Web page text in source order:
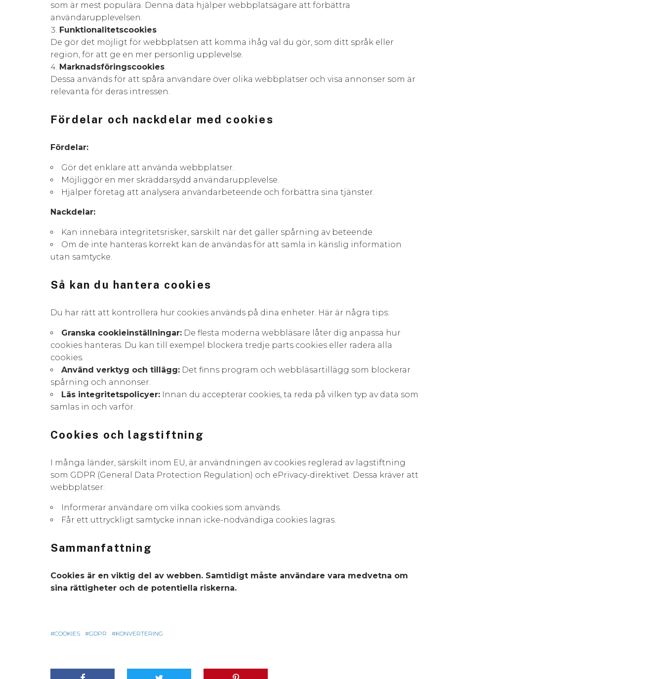
som är mest populära. Denna data hjälper webbplatsägare att förbättra
användarupplevelsen.
Funktionalitetscookies
De gör det möjligt för webbplatsen att komma ihåg val du gör, som ditt språk eller
region, för att ge en mer personlig upplevelse.
Marknadsföringscookies
Dessa används för att spåra användare över olika webbplatser och visa annonser som är
relevanta för deras intressen.
Fördelar och nackdelar med cookies
Fördelar:
Gör det enklare att använda webbplatser.
Möjliggör en mer skräddarsydd användarupplevelse.
Hjälper företag att analysera användarbeteende och förbättra sina tjänster.
Nackdelar:
Kan innebära integritetsrisker, särskilt när det gäller spårning av beteende.
Om de inte hanteras korrekt kan de användas för att samla in känslig information
utan samtycke.
Så kan du hantera cookies
Du har rätt att kontrollera hur cookies används på dina enheter. Här är några tips:
Granska cookieinställningar: De flesta moderna webbläsare låter dig anpassa hur
cookies hanteras. Du kan till exempel blockera tredje parts cookies eller radera alla
cookies.
Använd verktyg och tillägg: Det finns program och webbläsartillägg som blockerar
spårning och annonser.
Läs integritetspolicyer: Innan du accepterar cookies, ta reda på vilken typ av data som
samlas in och varför.
Cookies och lagstiftning
I många länder, särskilt inom EU, är användningen av cookies reglerad av lagstiftning
som GDPR (General Data Protection Regulation) och ePrivacy-direktivet. Dessa kräver att
webbplatser:
Informerar användare om vilka cookies som används.
Får ett uttryckligt samtycke innan icke-nödvändiga cookies lagras.
Sammanfattning
Cookies är en viktig del av webben. Samtidigt måste användare vara medvetna om
sina rättigheter och de potentiella riskerna.
COOKIES GDPR KONVERTERING